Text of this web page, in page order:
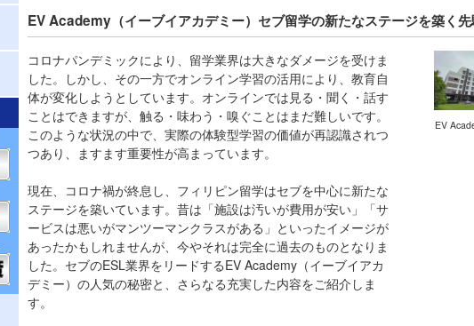
EV Academy（イーブイアカデミー）セブ留学の新たなステージを築く
コロナパンデミックにより、留学業界は大きなダメージを受けま
した。しかし、その一方でオンライン学習の活用により、教育自
体が変化しようとしています。オンラインでは見る・聞く・話す
ことはできますが、触る・味わう・嗅ぐことはまだ難しいです。
このような状況の中で、実際の体験型学習の価値が再認識されつ
つあり、ますます重要性が高まっています。
現在、コロナ禍が終息し、フィリピン留学はセブを中心に新たな
ステージを築いています。昔は「施設は汚いが費用が安い」「サ
ービスは悪いがマンツーマンクラスがある」といったイメージが
あったかもしれませんが、今やそれは完全に過去のものとなりま
した。セブのESL業界をリードするEV Academy（イーブイアカ
デミー）の人気の秘密と、さらなる充実した内容をご紹介しま
す。
EV